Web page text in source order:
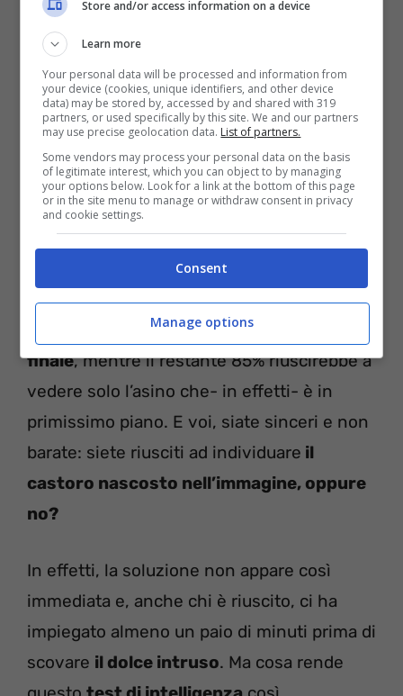
All’apparenza semplice,il test di
intelligenza visivasi è rivelato alquanto
complesso, tant’è che solo il 15% delle
persone sarebbe stato in grado di risolverlo
senza dare uno sguardo alla
finale, mentre il restante 85% riuscirebbe a
vedere solo l’asino che- in effetti- è in
primissimo piano. E voi, siate sinceri e non
barate: siete riusciti ad individuare il
castoro nascosto nell’immagine, oppure
no?
In effetti, la soluzione non appare così
immediata e, anche chi è riuscito, ci ha
impiegato almeno un paio di minuti prima di
scovare il dolce intruso. Ma cosa rende
Store and/or access information on a device
Learn more
Your personal data will be processed and information from
your device (cookies, unique identifiers, and other device
data) may be stored by, accessed by and shared with 319
partners, or used specifically by this site. We and our partners
may use precise geolocation data. List of partners.
Some vendors may process your personal data on the basis
of legitimate interest, which you can object to by managing
your options below. Look for a link at the bottom of this page
or in the site menu to manage or withdraw consent in privacy
and cookie settings.
Consent
Manage options